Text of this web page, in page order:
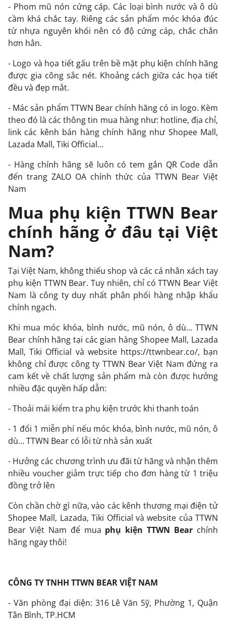
- Phom mũ nón cứng cáp. Các loại bình nước và ô dù
cầm khá chắc tay. Riêng các sản phẩm móc khóa đúc
từ nhựa nguyên khối nên có độ cứng cáp, chắc chắn
hơn hẳn.
- Logo và họa tiết gấu trên bề mặt phụ kiện chính hãng
được gia công sắc nét. Khoảng cách giữa các họa tiết
đều và đẹp mắt.
- Mác sản phẩm TTWN Bear chính hãng có in logo. Kèm
theo đó là các thông tin mua hàng như: hotline, địa chỉ,
link các kênh bán hàng chính hãng như Shopee Mall,
Lazada Mall, Tiki Official…
- Hàng chính hãng sẽ luôn có tem gắn QR Code dẫn
đến trang ZALO OA chính thức của TTWN Bear Việt
Nam
Mua phụ kiện TTWN Bear
chính hãng ở đâu tại Việt
Nam?
Tại Việt Nam, không thiếu shop và các cá nhân xách tay
phụ kiện TTWN Bear. Tuy nhiên, chỉ có TTWN Bear Việt
Nam là công ty duy nhất phân phối hàng nhập khẩu
chính ngạch.
Khi mua móc khóa, bình nước, mũ nón, ô dù… TTWN
Bear chính hãng tại các gian hàng Shopee Mall, Lazada
Mall, Tiki Official và website https://ttwnbear.co/, bạn
không chỉ được công ty TTWN Bear Việt Nam đứng ra
cam kết về chất lượng sản phẩm mà còn được hưởng
nhiều đặc quyền hấp dẫn:
- Thoải mái kiểm tra phụ kiện trước khi thanh toán
- 1 đổi 1 miễn phí nếu móc khóa, bình nước, mũ nón, ô
dù… TTWN Bear có lỗi từ nhà sản xuất
- Hưởng các chương trình ưu đãi từ hãng và nhận thêm
nhiều voucher giảm trực tiếp cho đơn hàng từ 1 triệu
đồng trở lên
Còn chần chờ gì nữa, vào các kênh thương mại điện tử
Shopee Mall, Lazada, Tiki Official và website của TTWN
Bear Việt Nam để mua phụ kiện TTWN Bear chính
hãng ngay thôi!
CÔNG TY TNHH TTWN BEAR VIỆT NAM
- Văn phòng đại diện: 316 Lê Văn Sỹ, Phường 1, Quận
Tân Bình, TP.HCM